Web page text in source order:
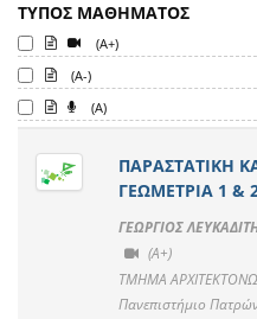
ΤΥΠΟΣ ΜΑΘΗΜΑΤΟΣ
(A+)
(A-)
(A)
ΠΑΡΑΣΤΑΤΙΚΗ
ΓΕΩΜΕΤΡΙΑ 1 &
ΓΕΩΡΓΙΟΣ
(A+)
ΤΜΗΜΑ
Πανεπιστήμιο